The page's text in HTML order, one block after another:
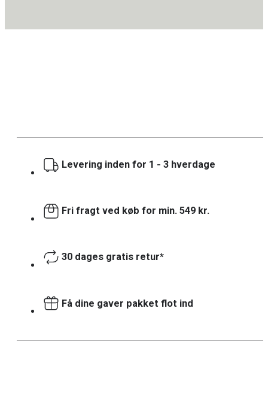
Levering inden for 1 - 3 hverdage
Fri fragt ved køb for min. 549 kr.
30 dages gratis retur*
Få dine gaver pakket flot ind